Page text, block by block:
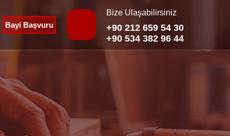
Bayi Başvuru
Bize Ulaşabilirsiniz
+90 212 659 54 30
+90 534 382 96 44